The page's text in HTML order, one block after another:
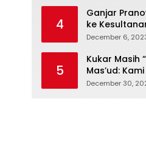
4
Ganjar
ke
Kartanegara
December 6,
5
Kukar Masih
Mas’ud:
Menang di
December 30,